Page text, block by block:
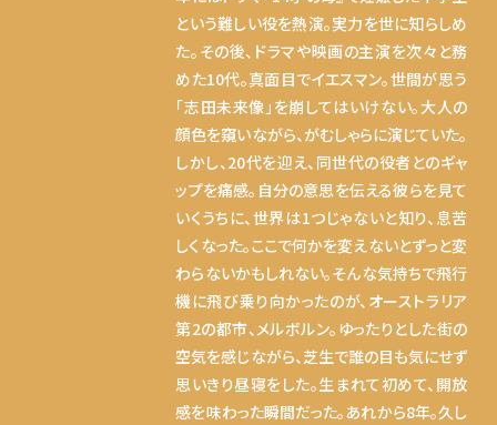
という難しい役を熱演。実力を世に知らしめ
た。その後、ドラマや映画の主演を次々と務
めた10代。真面目でイエスマン。世間が思う
「志田未来像」を崩してはいけない。大人の
顔色を窺いながら、がむしゃらに演じていた。
しかし、20代を迎え、同世代の役者とのギャ
ップを痛感。自分の意思を伝える彼らを見て
いくうちに、世界は1つじゃないと知り、息苦
しくなった。ここで何かを変えないとずっと変
わらないかもしれない。そんな気持ちで飛行
機に飛び乗り向かったのが、オーストラリア
第2の都市、メルボルン。ゆったりとした街の
空気を感じながら、芝生で誰の目も気にせず
思いきり昼寝をした。生まれて初めて、開放
感を味わった瞬間だった。あれから8年。久し